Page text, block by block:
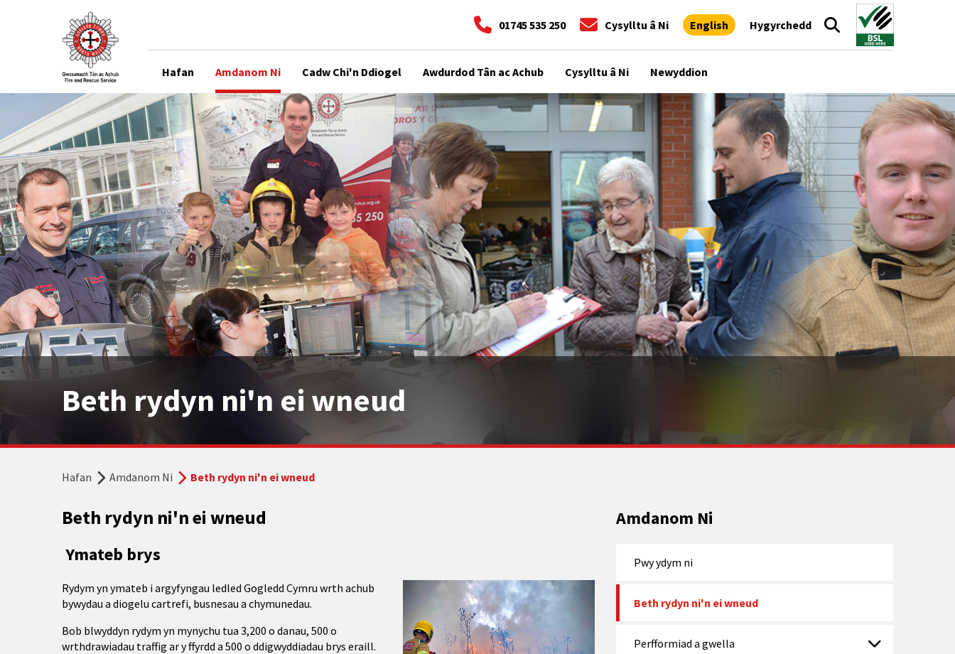
01745 535 250 Cysylltu â Ni English Hygyrchedd
Hafan Amdanom Ni Cadw Chi'n Ddiogel Awdurdod Tân ac Achub Cysylltu â Ni Newyddion
Beth rydyn ni'n ei wneud
Hafan Amdanom Ni Beth rydyn ni'n ei wneud
Beth rydyn ni'n ei wneud
Ymateb brys
Rydym yn ymateb i argyfyngau ledled Gogledd Cymru wrth achub
bywydau a diogelu cartrefi, busnesau a chymunedau.
Bob blwyddyn rydym yn mynychu tua 3,200 o danau, 500 o
wrthdrawiadau traffig ar y ffyrdd a 500 o ddigwyddiadau brys eraill.
Amdanom Ni
Pwy ydym ni
Beth rydyn ni'n ei wneud
Perfformiad a gwella